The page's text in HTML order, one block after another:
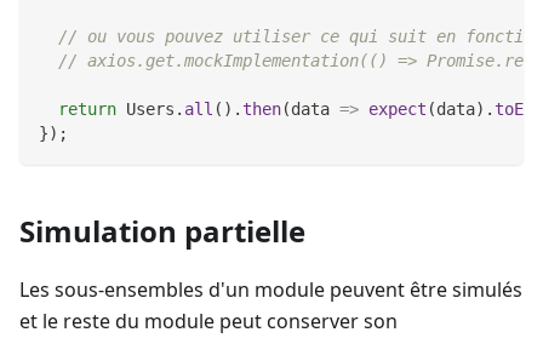
// ou vous pouvez utiliser ce qui suit en
// axios.get.mockImplementation(() =>
return Users . all ( ) . then(data => expect (data) .
}) ;
Simulation partielle
Les sous-ensembles d'un module peuvent être simulés
et le reste du module peut conserver son